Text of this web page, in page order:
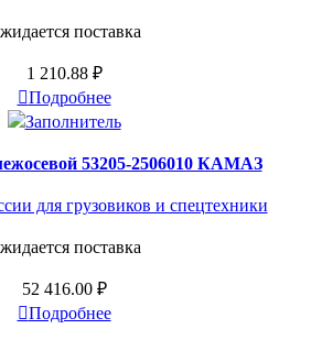
поставка
1 210.88 ₽
Подробнее
53205-2506010 КАМАЗ
для грузовиков и спецтехники
поставка
52 416.00 ₽
Подробнее